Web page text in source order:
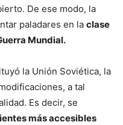
De ese modo, la
paladares en la clase
Mundial.
la Unión Soviética, la
a tal
Es decir, se
más accesibles